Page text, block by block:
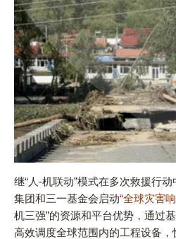
继“人-机联动”模式在多次救援行
集团和三一基金会启动“全球灾害
机三强”的资源和平台优势，通过
高效调度全球范围内的工程设备